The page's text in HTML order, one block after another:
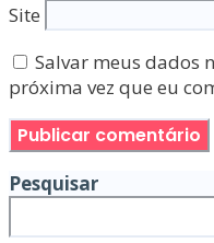
Site
Salvar meus dados
próxima vez que eu
Pesquisar